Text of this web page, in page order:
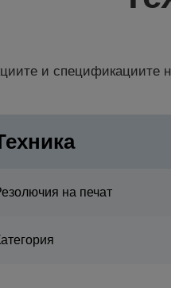
и спецификациите
на печат